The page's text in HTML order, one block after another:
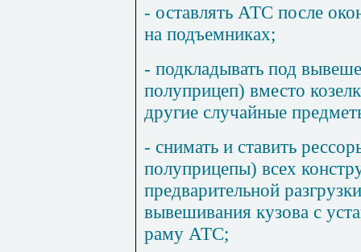
- оставлять АТС после
на подъемниках;
- подкладывать под
полуприцеп) вместо
другие случайные
- снимать и ставить
полуприцепы) всех
предварительной
вывешивания кузова с
раму АТС;